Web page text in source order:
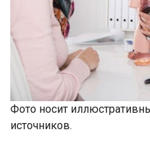
Фото носит
источников.